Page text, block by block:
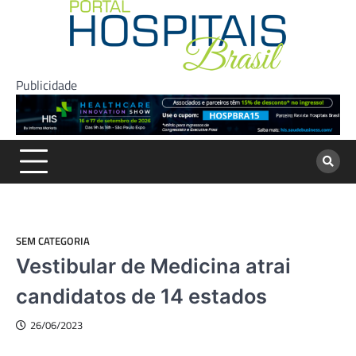
Publicidade
SEM CATEGORIA
Vestibular de Medicina atrai
candidatos de 14 estados
26/06/2023